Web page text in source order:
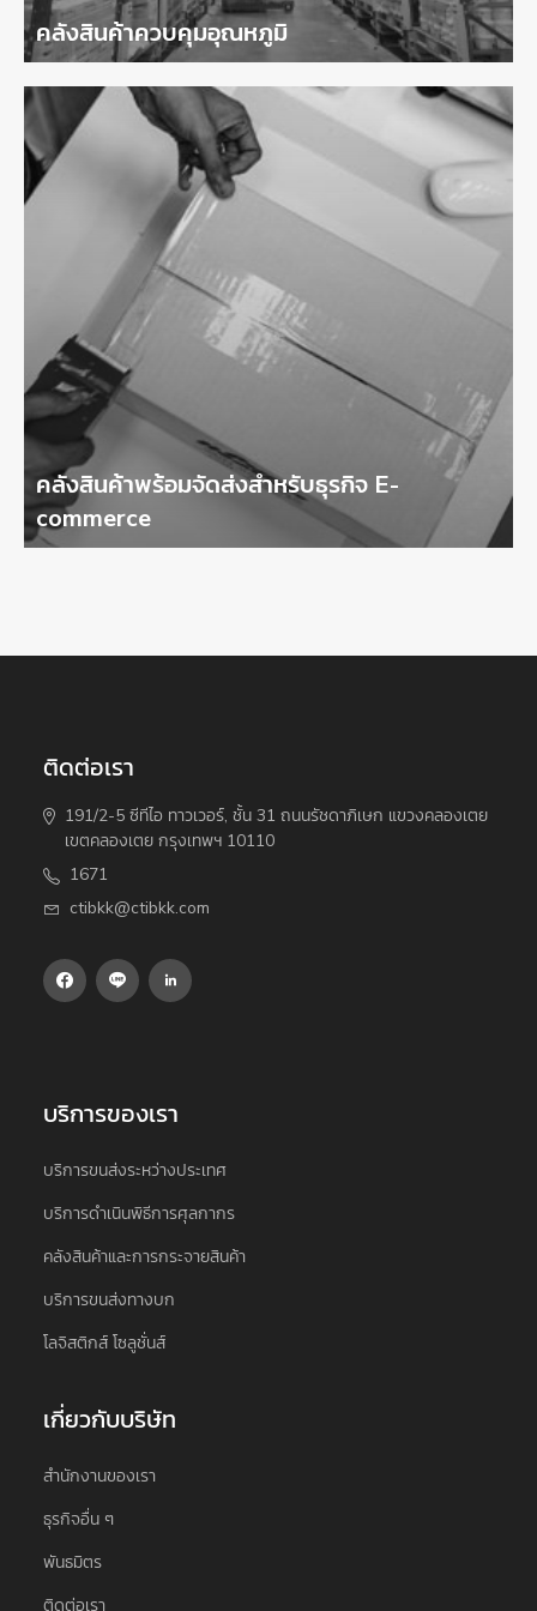
คลังสินค้าควบคุมอุณหภูมิ
คลังสินค้าพร้อมจัดส่งสำหรับธุรกิจ E-
commerce
ติดต่อเรา
191/2-5 ซีทีไอ ทาวเวอร์, ชั้น 31 ถนนรัชดาภิเษก แขวงคลองเตย
เขตคลองเตย กรุงเทพฯ 10110
1671
ctibkk@ctibkk.com
บริการของเรา
บริการขนส่งระหว่างประเทศ
บริการดำเนินพิธีการศุลกากร
คลังสินค้าและการกระจายสินค้า
บริการขนส่งทางบก
โลจิสติกส์ โซลูชั่นส์
เกี่ยวกับบริษัท
สำนักงานของเรา
ธุรกิจอื่น ๆ
พันธมิตร
ติดต่อเรา